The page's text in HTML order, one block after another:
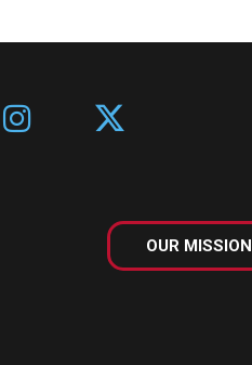
OUR MISSION